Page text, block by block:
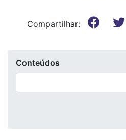
Compartilhar:
Conteúdos